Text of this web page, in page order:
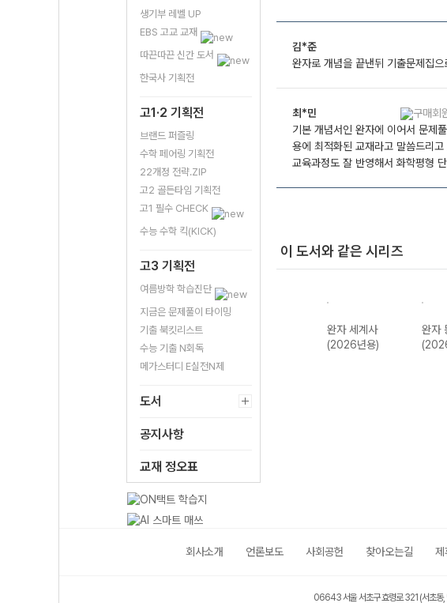
생기부 레벨 UP
EBS 고교 교재
따끈따끈 신간 도서
한국사 기획전
고1·2 기획전
브랜드 퍼즐링
수학 페어링 기획전
22개정 전략.ZIP
고2 골든타임 기획전
고1 필수 CHECK
수능 수학 킥(KICK)
고3 기획전
여름방학 학습진단
지금은 문제풀이 타이밍
기출 북킷리스트
수능 기출 N회독
메가스터디 E실전N제
도서
공지사항
교재 정오표
김*준
완자로 개념을 끝낸뒤 기출문제집
최*민
기본 개념서인 완자에 이어서 문제
용에 최적화된 교재라고 말씀드리
교육과정도 잘 반영해서 화학평형
이 도서와 같은 시리즈
완자 고등 현대사
회와 윤리-22개
정 (2026년)
완자 세계사
(2026년용)
완자
회사소개 언론보도 사회공헌 찾아오는길 제
06643 서울 서초구 효령로 321 (서초